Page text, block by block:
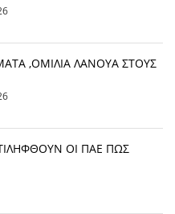
,ΟΜΙΛΙΑ ΛΑΝΟΥΑ ΣΤΟΥΣ
ΟΙ ΠΑΕ ΠΩΣ